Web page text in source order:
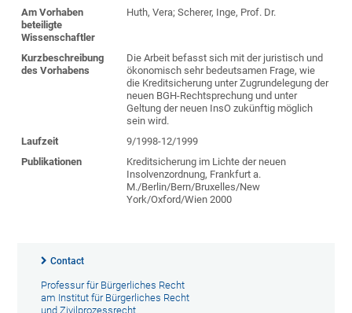
Am Vorhaben
beteiligte
Wissenschaftler
Huth, Vera; Scherer, Inge, Prof. Dr.
Kurzbeschreibung
des Vorhabens
Die Arbeit befasst sich mit der juristisch und
ökonomisch sehr bedeutsamen Frage, wie
die Kreditsicherung unter Zugrundelegung der
neuen BGH-Rechtsprechung und unter
Geltung der neuen InsO zukünftig möglich
sein wird.
Laufzeit
9/1998-12/1999
Publikationen
Kreditsicherung im Lichte der neuen
Insolvenzordnung, Frankfurt a.
M./Berlin/Bern/Bruxelles/New
York/Oxford/Wien 2000
Contact
Professur für Bürgerliches Recht
am Institut für Bürgerliches Recht
und Zivilprozessrecht